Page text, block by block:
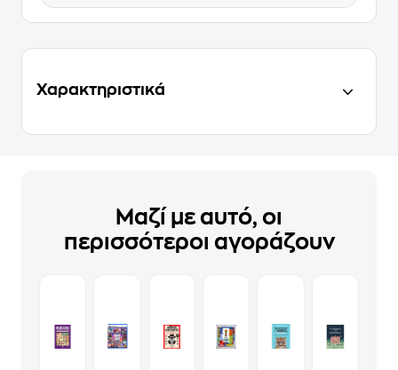
Χαρακτηριστικά
Μαζί με αυτό, οι
περισσότεροι αγοράζουν